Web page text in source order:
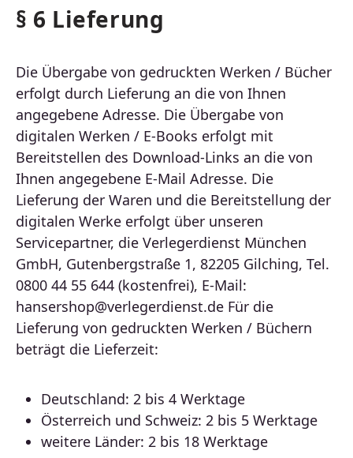
§ 6 Lieferung
Die Übergabe von gedruckten Werken / Bücher
erfolgt durch Lieferung an die von Ihnen
angegebene Adresse. Die Übergabe von
digitalen Werken / E-Books erfolgt mit
Bereitstellen des Download-Links an die von
Ihnen angegebene E-Mail Adresse. Die
Lieferung der Waren und die Bereitstellung der
digitalen Werke erfolgt über unseren
Servicepartner, die Verlegerdienst München
GmbH, Gutenbergstraße 1, 82205 Gilching, Tel.
0800 44 55 644 (kostenfrei), E-Mail:
hansershop@verlegerdienst.de Für die
Lieferung von gedruckten Werken / Büchern
beträgt die Lieferzeit:
Deutschland: 2 bis 4 Werktage
Österreich und Schweiz: 2 bis 5 Werktage
weitere Länder: 2 bis 18 Werktage